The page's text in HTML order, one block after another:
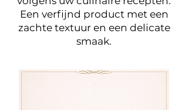
Een verfijnd product met een
zachte textuur en een delicate
smaak.